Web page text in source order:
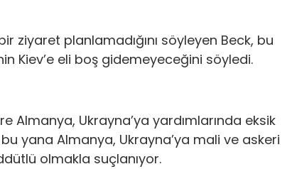
ziyaret planlamadığını söyleyen Beck, bu
Kiev’e eli boş gidemeyeceğini söyledi.
Almanya, Ukrayna’ya yardımlarında eksik
bu yana Almanya, Ukrayna’ya mali ve askeri
olmakla suçlanıyor.